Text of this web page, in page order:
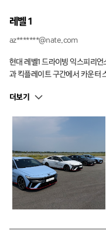
레벨 1
az*******@nate.com
현대 레벨1 드라이빙 익스피리
과 킥플레이트 구간에서 카운터
서 전체적으로 페이스를 능동적
도에 신경쓰느라 실수도 유발하
모두에게 추천할 만한 프로그램
더보기